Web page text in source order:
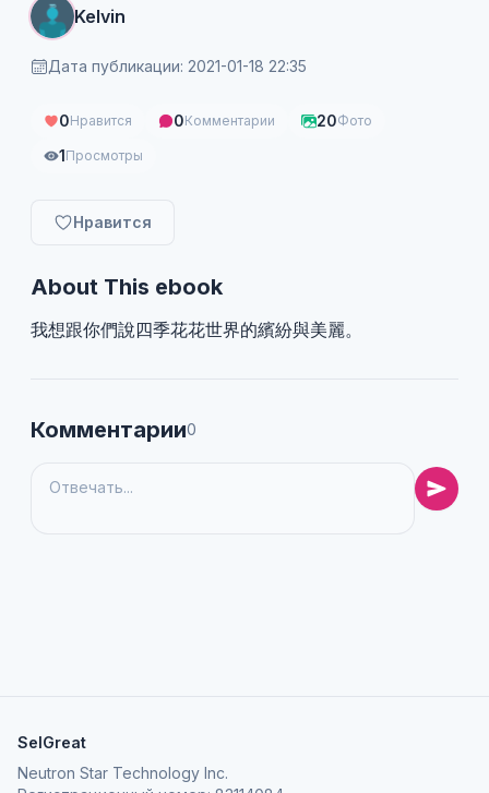
Kelvin
Дата публикации: 2021-01-18 22:35
0Нравится 0Комментарии 20Фото
1Просмотры
Нравится
About This ebook
我想跟你們說四季花花世界的繽紛與美麗。
Комментарии0
SelGreat
Neutron Star Technology Inc.